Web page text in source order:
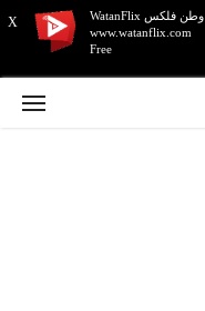
X
وطن فلكس WatanFlix
www.watanflix.com
Free